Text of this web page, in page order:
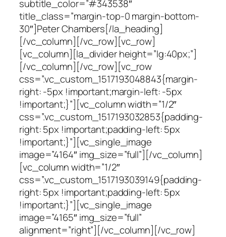
subtitle_color=”#343538″
title_class=”margin-top-0 margin-bottom-
30″]Peter Chambers[/la_heading]
[/vc_column][/vc_row][vc_row]
[vc_column][la_divider height=”lg:40px;”]
[/vc_column][/vc_row][vc_row
css=”.vc_custom_1517193048843{margin-
right: -5px !important;margin-left: -5px
!important;}”][vc_column width=”1/2″
css=”.vc_custom_1517193032853{padding-
right: 5px !important;padding-left: 5px
!important;}”][vc_single_image
image=”4164″ img_size=”full”][/vc_column]
[vc_column width=”1/2″
css=”.vc_custom_1517193039149{padding-
right: 5px !important;padding-left: 5px
!important;}”][vc_single_image
image=”4165″ img_size=”full”
alignment=”right”][/vc_column][/vc_row]